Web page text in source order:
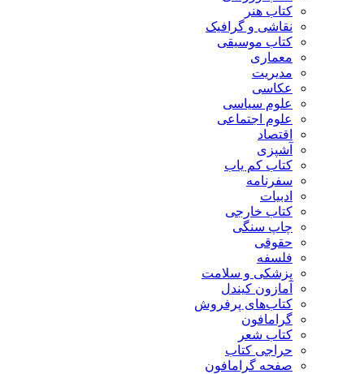
کتاب هنر
نقاشی و گرافیک
کتاب موسیقی
معماری
مدیریت
عکاسی
علوم سیاسی
علوم اجتماعی
اقتصاد
آشپزی
کتاب کم یاب
سفرنامه
ادبیات
کتاب خارجی
چاپ سنگی
حقوقی
فلسفه
پزشکی و سلامت
آمازون کیندل
کتاب‌های پرفروش
گرامافون
کتاب شعر
حراجی کتاب
صفحه گرامافون